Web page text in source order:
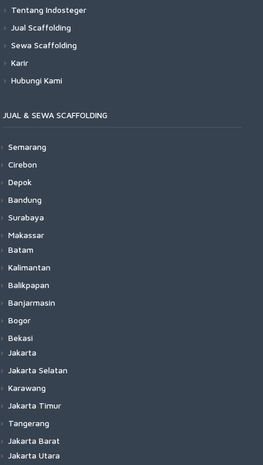
Tentang Indosteger
Jual Scaffolding
Sewa Scaffolding
Karir
Hubungi Kami
JUAL & SEWA SCAFFOLDING
Semarang
Cirebon
Depok
Bandung
Surabaya
Makassar
Batam
Kalimantan
Balikpapan
Banjarmasin
Bogor
Bekasi
Jakarta
Jakarta Selatan
Karawang
Jakarta Timur
Tangerang
Jakarta Barat
Jakarta Utara